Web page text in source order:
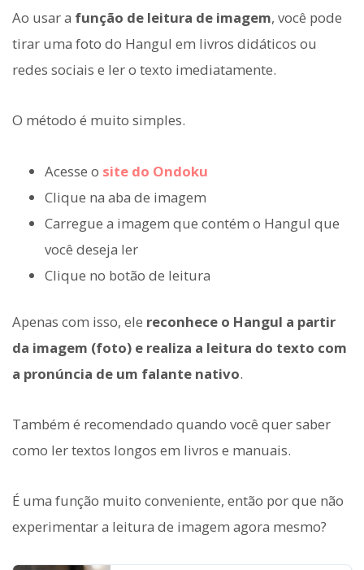
Ao usar a função de leitura de imagem, você pode
tirar uma foto do Hangul em livros didáticos ou
redes sociais e ler o texto imediatamente.
O método é muito simples.
Acesse o site do Ondoku
Clique na aba de imagem
Carregue a imagem que contém o Hangul que
você deseja ler
Clique no botão de leitura
Apenas com isso, ele reconhece o Hangul a partir
da imagem (foto) e realiza a leitura do texto com
a pronúncia de um falante nativo.
Também é recomendado quando você quer saber
como ler textos longos em livros e manuais.
É uma função muito conveniente, então por que não
experimentar a leitura de imagem agora mesmo?